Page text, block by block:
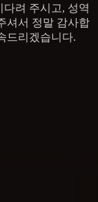
려 주시고, 성역
셔서 정말 감사합
드리겠습니다.